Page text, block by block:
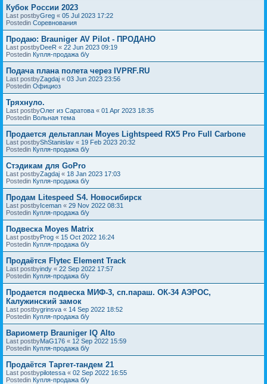
Кубок России 2023
Last postbyGreg « 05 Jul 2023 17:22
Postedin Соревнования
Продаю: Brauniger AV Pilot - ПРОДАНО
Last postbyDeeR « 22 Jun 2023 09:19
Postedin Купля-продажа б/у
Подача плана полета через IVPRF.RU
Last postbyZagdaj « 03 Jun 2023 23:56
Postedin Официоз
Тряхнуло.
Last postbyОлег из Саратова « 01 Apr 2023 18:35
Postedin Вольная тема
Продается дельтаплан Moyes Lightspeed RX5 Pro Full Carbone
Last postbyShStanislav « 19 Feb 2023 20:32
Postedin Купля-продажа б/у
Стэдикам для GoPro
Last postbyZagdaj « 18 Jan 2023 17:03
Postedin Купля-продажа б/у
Продам Litespeed S4. Новосибирск
Last postbyIceman « 29 Nov 2022 08:31
Postedin Купля-продажа б/у
Подвеска Moyes Matrix
Last postbyProg « 15 Oct 2022 16:24
Postedin Купля-продажа б/у
Продаётся Flytec Element Track
Last postbyindy « 22 Sep 2022 17:57
Postedin Купля-продажа б/у
Продается подвеска МИФ-3, сп.параш. ОК-34 АЭРОС,
Калужинский замок
Last postbygrinsva « 14 Sep 2022 18:52
Postedin Купля-продажа б/у
Вариометр Brauniger IQ Alto
Last postbyMaG176 « 12 Sep 2022 15:59
Postedin Купля-продажа б/у
Продаётся Таргет-тандем 21
Last postbypilotessa « 02 Sep 2022 16:55
Postedin Купля-продажа б/у